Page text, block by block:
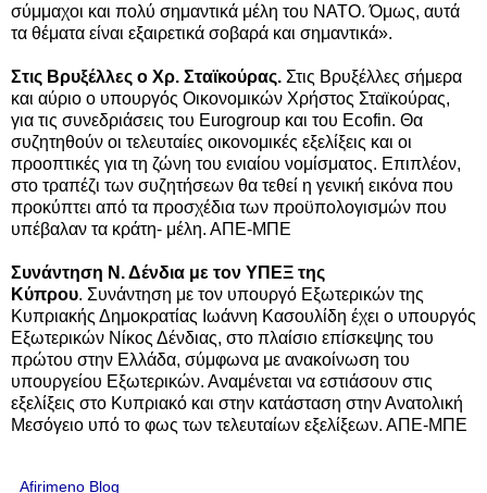
σύμμαχοι και πολύ σημαντικά μέλη του ΝΑΤΟ. Όμως, αυτά
τα θέματα είναι εξαιρετικά σοβαρά και σημαντικά».
Στις Βρυξέλλες ο Χρ. Σταϊκούρας. Στις Βρυξέλλες σήμερα
και αύριο ο υπουργός Οικονομικών Χρήστος Σταϊκούρας,
για τις συνεδριάσεις του Eurogroup και του Ecofin. Θα
συζητηθούν οι τελευταίες οικονομικές εξελίξεις και οι
προοπτικές για τη ζώνη του ενιαίου νομίσματος. Επιπλέον,
στο τραπέζι των συζητήσεων θα τεθεί η γενική εικόνα που
προκύπτει από τα προσχέδια των προϋπολογισμών που
υπέβαλαν τα κράτη- μέλη. ΑΠΕ-ΜΠΕ
Συνάντηση Ν. Δένδια με τον ΥΠΕΞ της
Κύπρου. Συνάντηση με τον υπουργό Εξωτερικών της
Κυπριακής Δημοκρατίας Ιωάννη Κασουλίδη έχει ο υπουργός
Εξωτερικών Νίκος Δένδιας, στο πλαίσιο επίσκεψης του
πρώτου στην Ελλάδα, σύμφωνα με ανακοίνωση του
υπουργείου Εξωτερικών. Αναμένεται να εστιάσουν στις
εξελίξεις στο Κυπριακό και στην κατάσταση στην Ανατολική
Μεσόγειο υπό το φως των τελευταίων εξελίξεων. ΑΠΕ-ΜΠΕ
Afirimeno Blog